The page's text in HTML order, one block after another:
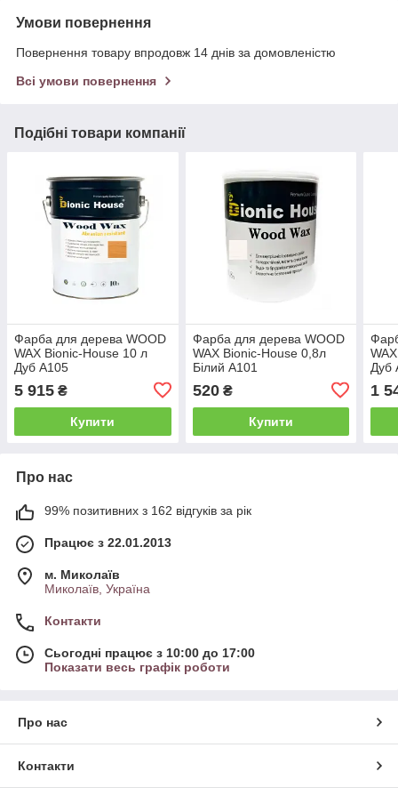
Умови повернення
Повернення товару впродовж 14 днів за домовленістю
Всі умови повернення
Подібні товари компанії
Фарба для дерева WOOD
WAX Bionic-House 10 л
Дуб А105
5 915 ₴
Купити
Фарба для дерева WOOD
WAX Bionic-House 0,8л
Білий А101
520₴
Купити
Дуб
1
Про нас
99% позитивних з 162 відгуків за рік
Працює з 22.01.2013
м. Миколаїв
Миколаїв, Україна
Контакти
Сьогодні працює з 10:00 до 17:00
Показати весь графік роботи
Про нас
Контакти